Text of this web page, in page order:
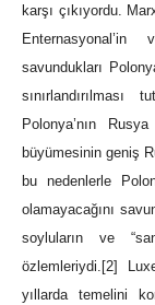
karşı çıkıyordu.
savundukları
Polonya’nın
büyümesinin geniş
bu nedenlerle
olamayacağını
soyluların ve
özlemleriydi. [2]
yıllarda temelini